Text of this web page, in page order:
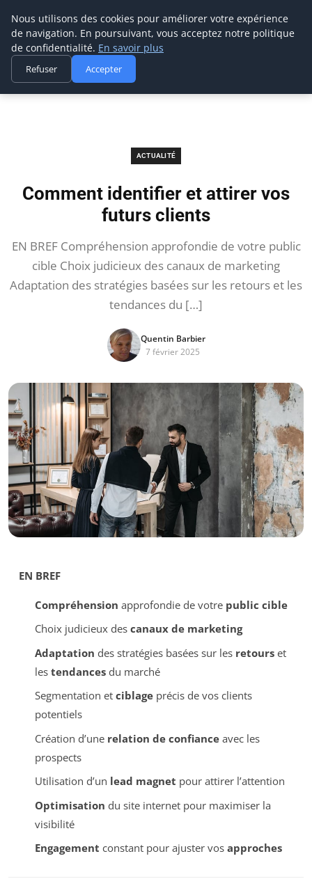
Prospection Pro
Accueil Actualité Comment identifier et attirer vos futurs clients
ACTUALITÉ
Comment identifier et attirer vos
futurs clients
EN BREF Compréhension approfondie de votre public
cible Choix judicieux des canaux de marketing
Adaptation des stratégies basées sur les retours et les
tendances du […]
Quentin Barbier
7 février 2025
EN BREF
Compréhension approfondie de votre public cible
Choix judicieux des canaux de marketing
Adaptation des stratégies basées sur les retourset
les tendancesdu marché
Segmentation et ciblageprécis de vos clients
potentiels
Création d’une relation de confianceavec les
prospects
Utilisation d’un lead magnet pour attirer l’attention
Optimisation du site internet pour maximiser la
visibilité
Engagement constant pour ajuster vos approches
Nous utilisons des cookies pour améliorer votre expérience
de navigation. En poursuivant, vous acceptez notre politique
de confidentialité. En savoir plus
Refuser Accepter